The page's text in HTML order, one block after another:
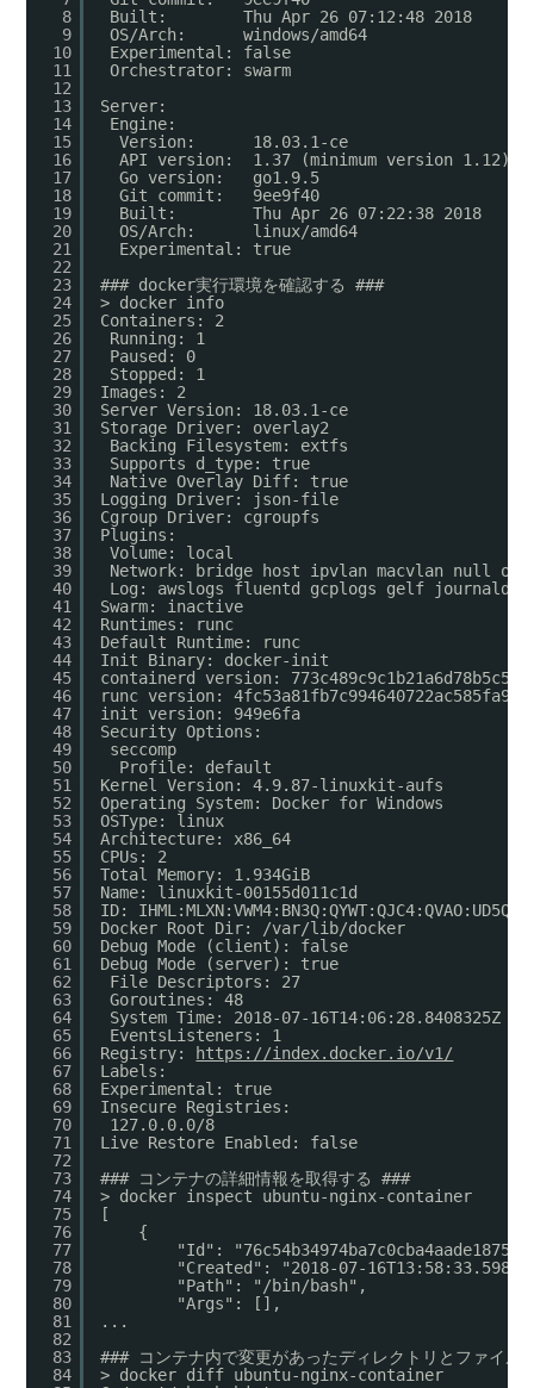
8
9
10
11
12
13
14
15
16
17
18
19
20
21
22
23
24
25
26
27
28
29
30
31
32
33
34
35
36
37
38
39
40
41
42
43
44
45
46
47
48
49
50
51
52
53
54
55
56
57
58
59
60
61
62
63
64
65
66
67
68
69
70
71
72
73
74
75
76
77
78
79
80
81
82
83
84
Built:        Thu Apr 26 07:12:48 2018
OS/Arch:      windows/amd64
Experimental: false
Orchestrator: swarm
Server:
Engine:
Version:      18.03.1-ce
API version:  1.37 (minimum version 1.12)
Go version:   go1.9.5
Git commit:   9ee9f40
Built:        Thu Apr 26 07:22:38 2018
OS/Arch:      linux/amd64
Experimental: true
### docker実行環境を確認する ###
> docker info
Containers: 2
Running: 1
Paused: 0
Stopped: 1
Images: 2
Server Version: 18.03.1-ce
Storage Driver: overlay2
Backing Filesystem: extfs
Supports d_type: true
Native Overlay Diff: true
Logging Driver: json-file
Cgroup Driver: cgroupfs
Plugins:
Volume: local
Network: bridge host ipvlan macvlan null
Log: awslogs fluentd gcplogs gelf journald
Swarm: inactive
Runtimes: runc
Default Runtime: runc
Init Binary: docker-init
containerd version:
runc version:
init version: 949e6fa
Security Options:
seccomp
Profile: default
Kernel Version: 4.9.87-linuxkit-aufs
Operating System: Docker for Windows
OSType: linux
Architecture: x86_64
CPUs: 2
Total Memory: 1.934GiB
Name: linuxkit-00155d011c1d
ID:
Docker Root Dir: /var/lib/docker
Debug Mode (client): false
Debug Mode (server): true
File Descriptors: 27
Goroutines: 48
System Time: 2018-07-16T14:06:28.8408325Z
EventsListeners: 1
Registry: https://index.docker.io/v1/
Labels:
Experimental: true
Insecure Registries:
127.0.0.0/8
Live Restore Enabled: false
### コンテナの詳細情報を取得する ###
> docker inspect ubuntu-nginx-container
[
{
"Id":
"Created": "2018-07-
"Path": "/bin/bash",
"Args": [],
...
### コンテナ内で変更があったディレクトリとファイル
> docker diff ubuntu-nginx-container